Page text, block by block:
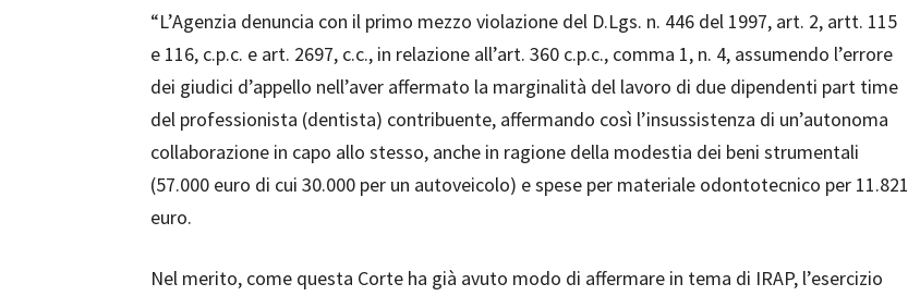
“L’Agenzia denuncia con il primo mezzo violazione del D.Lgs. n. 446 del 1997, art. 2, artt. 115
e 116, c.p.c. e art. 2697, c.c., in relazione all’art. 360 c.p.c., comma 1, n. 4, assumendo l’errore
dei giudici d’appello nell’aver affermato la marginalità del lavoro di due dipendenti part time
del professionista (dentista) contribuente, affermando così l’insussistenza di un’autonoma
collaborazione in capo allo stesso, anche in ragione della modestia dei beni strumentali
(57.000 euro di cui 30.000 per un autoveicolo) e spese per materiale odontotecnico per 11.821
euro.
Nel merito, come questa Corte ha già avuto modo di affermare in tema di IRAP, l’esercizio